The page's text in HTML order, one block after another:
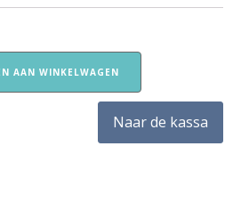
AAN WINKELWAGEN
Naar de kassa